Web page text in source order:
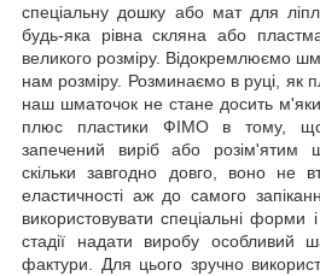
спеціальну дошку або мат для
будь-яка рівна скляна або
великого розміру. Відокремлюємо
нам розміру. Розминаємо в руці, як
наш шматочок не стане досить
плюс пластики ФІМО в тому, що
запечений виріб або розім'ятим
скільки завгодно довго, воно не
еластичності аж до самого
використовувати спеціальні форми
стадії надати виробу особливий
фактури. Для цього зручно